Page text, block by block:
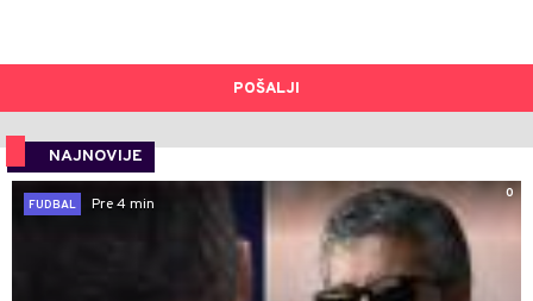
POŠALJI
NAJNOVIJE
0
FUDBAL
Pre 4 min